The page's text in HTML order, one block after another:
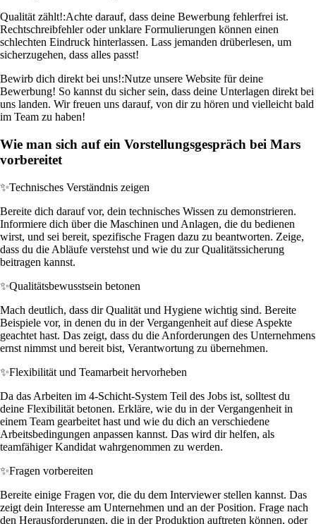
Qualität zählt!:Achte darauf, dass deine Bewerbung fehlerfrei ist.
Rechtschreibfehler oder unklare Formulierungen können einen
schlechten Eindruck hinterlassen. Lass jemanden drüberlesen, um
sicherzugehen, dass alles passt!
Bewirb dich direkt bei uns!:Nutze unsere Website für deine
Bewerbung! So kannst du sicher sein, dass deine Unterlagen direkt bei
uns landen. Wir freuen uns darauf, von dir zu hören und vielleicht bald
im Team zu haben!
Wie man sich auf ein Vorstellungsgespräch bei Mars
vorbereitet
✨Technisches Verständnis zeigen
Bereite dich darauf vor, dein technisches Wissen zu demonstrieren.
Informiere dich über die Maschinen und Anlagen, die du bedienen
wirst, und sei bereit, spezifische Fragen dazu zu beantworten. Zeige,
dass du die Abläufe verstehst und wie du zur Qualitätssicherung
beitragen kannst.
✨Qualitätsbewusstsein betonen
Mach deutlich, dass dir Qualität und Hygiene wichtig sind. Bereite
Beispiele vor, in denen du in der Vergangenheit auf diese Aspekte
geachtet hast. Das zeigt, dass du die Anforderungen des Unternehmens
ernst nimmst und bereit bist, Verantwortung zu übernehmen.
✨Flexibilität und Teamarbeit hervorheben
Da das Arbeiten im 4-Schicht-System Teil des Jobs ist, solltest du
deine Flexibilität betonen. Erkläre, wie du in der Vergangenheit in
einem Team gearbeitet hast und wie du dich an verschiedene
Arbeitsbedingungen anpassen kannst. Das wird dir helfen, als
teamfähiger Kandidat wahrgenommen zu werden.
✨Fragen vorbereiten
Bereite einige Fragen vor, die du dem Interviewer stellen kannst. Das
zeigt dein Interesse am Unternehmen und an der Position. Frage nach
den Herausforderungen, die in der Produktion auftreten können, oder